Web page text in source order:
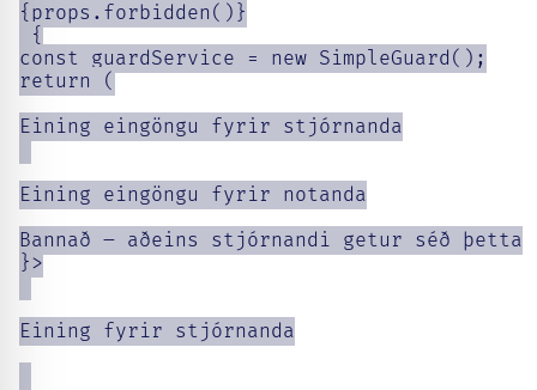
{props.forbidden()}
{
const guardService = new SimpleGuard();
return (
Eining eingöngu fyrir stjórnanda
Eining eingöngu fyrir notanda
Bannað – aðeins stjórnandi getur séð þetta
}>
Eining fyrir stjórnanda